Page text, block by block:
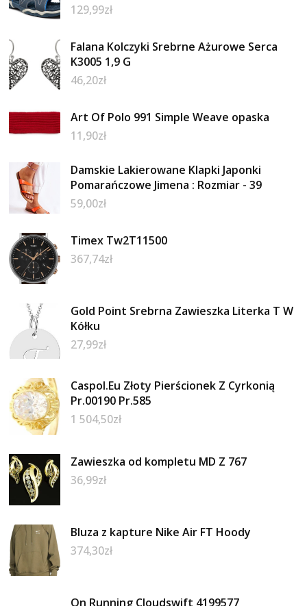
129,99zł
Falana Kolczyki Srebrne Ażurowe Serca
K3005 1,9 G
46,20zł
Art Of Polo 991 Simple Weave opaska
11,90zł
Damskie Lakierowane Klapki Japonki
Pomarańczowe Jimena : Rozmiar - 39
59,00zł
Timex Tw2T11500
367,74zł
Gold Point Srebrna Zawieszka Literka T W
Kółku
27,99zł
Caspol.Eu Złoty Pierścionek Z Cyrkonią
Pr.00190 Pr.585
1 504,50zł
Zawieszka od kompletu MD Z 767
36,99zł
Bluza z kapture Nike Air FT Hoody
374,30zł
On Running Cloudswift 4199577